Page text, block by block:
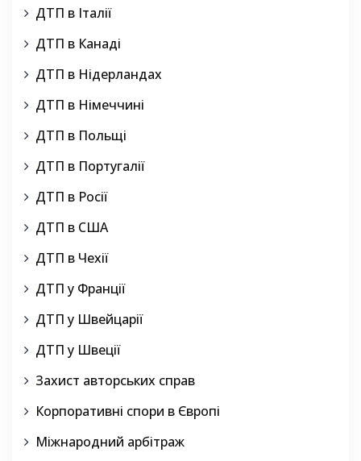
ДТП в Італії
ДТП в Канаді
ДТП в Нідерландах
ДТП в Німеччині
ДТП в Польщі
ДТП в Португалії
ДТП в Росії
ДТП в США
ДТП в Чехії
ДТП у Франції
ДТП у Швейцарії
ДТП у Швеції
Захист авторських справ
Корпоративні спори в Європі
Міжнародний арбітраж